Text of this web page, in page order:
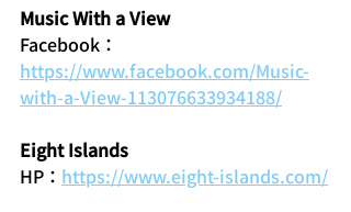
Music With a View
Facebook：
https://www.facebook.com/Music-
with-a-View-113076633934188/
Eight Islands
HP： https://www.eight-islands.com/